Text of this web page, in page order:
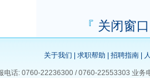
『 关闭窗口
关于我们 求职帮助 招聘指南
电话: 0760-22236300 / 0760-22553303 业